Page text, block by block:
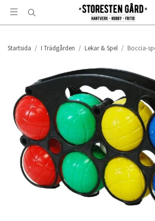
Startsida / I Trädgården / Lekar & Spel / Boccia-